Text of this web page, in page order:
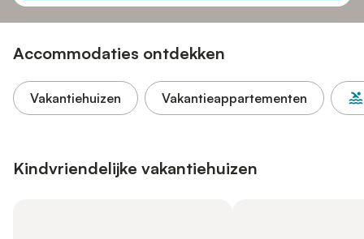
Accommodaties ontdekken
Vakantiehuizen Vakantieappartementen
Kindvriendelijke vakantiehuizen